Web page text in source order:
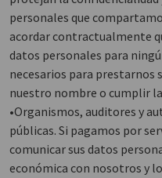
personales que
acordar contractualmente
datos personales para
necesarios para prestarnos
nuestro nombre o cumplir
•Organismos, auditores y
públicas. Si pagamos por
comunicar sus datos
económica con nosotros y